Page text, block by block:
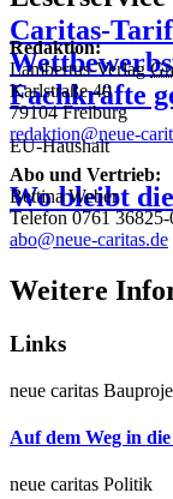
Caritas-
Fachkräfte
EU-Haushalt
Wo bleibt
Redaktion:
Lambertus-Verlag
Karlstraße 40
79104 Freiburg
redaktion@neue-
Abo und Vertrieb:
Bettina Weber
Telefon 0761 36825-
abo@neue-caritas.de
Weitere
Links
neue caritas
Auf dem Weg in
neue caritas Politik